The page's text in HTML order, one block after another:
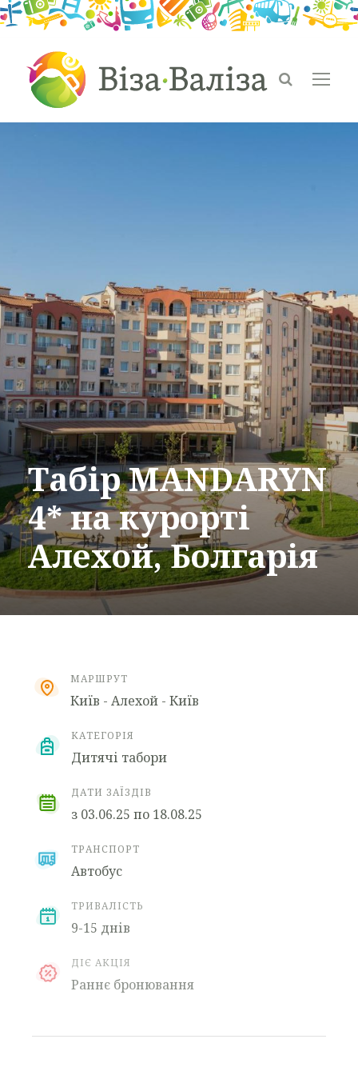
Табір MANDARYN
4* на курорті
Алехой, Болгарія
МАРШРУТ
Київ - Алехой - Київ
КАТЕГОРІЯ
Дитячі табори
ДАТИ ЗАЇЗДІВ
з 03.06.25 по 18.08.25
ТРАНСПОРТ
Автобус
ТРИВАЛІСТЬ
9-15 днів
ДІЄ АКЦІЯ
Раннє бронювання